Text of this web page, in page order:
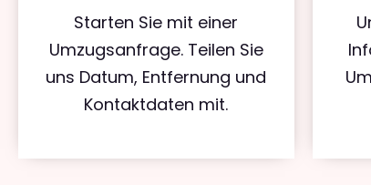
Starten Sie mit einer
Umzugsanfrage. Teilen Sie
uns Datum, Entfernung und
Kontaktdaten mit.